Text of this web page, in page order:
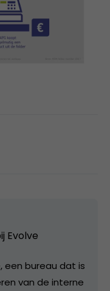
Evolve
een bureau dat is
van de interne